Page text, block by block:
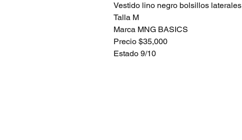
Vestido lino negro bolsillos laterales
Talla M
Marca MNG BASICS
Precio $35,000
Estado 9/10